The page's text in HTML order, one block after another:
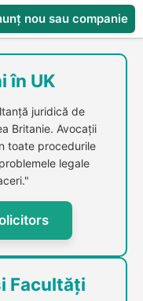
nou sau companie
în UK
juridică de
Britanie. Avocații
toate procedurile
legale
Facultăți